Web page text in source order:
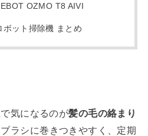
OZMO T8 AIVI
ット掃除機 まとめ
気になるのが髪の毛の絡まり
ラシに巻きつきやすく、定期